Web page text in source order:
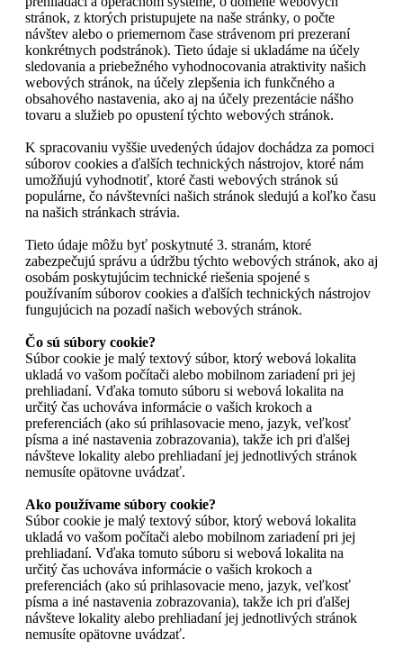
stránok, z ktorých pristupujete na naše stránky, o počte
návštev alebo o priemernom čase strávenom pri prezeraní
konkrétnych podstránok). Tieto údaje si ukladáme na účely
sledovania a priebežného vyhodnocovania atraktivity našich
webových stránok, na účely zlepšenia ich funkčného a
obsahového nastavenia, ako aj na účely prezentácie nášho
tovaru a služieb po opustení týchto webových stránok.
K spracovaniu vyššie uvedených údajov dochádza za pomoci
súborov cookies a ďalších technických nástrojov, ktoré nám
umožňujú vyhodnotiť, ktoré časti webových stránok sú
populárne, čo návštevníci našich stránok sledujú a koľko času
na našich stránkach strávia.
Tieto údaje môžu byť poskytnuté 3. stranám, ktoré
zabezpečujú správu a údržbu týchto webových stránok, ako aj
osobám poskytujúcim technické riešenia spojené s
používaním súborov cookies a ďalších technických nástrojov
fungujúcich na pozadí našich webových stránok.
Čo sú súbory cookie?
Súbor cookie je malý textový súbor, ktorý webová lokalita
ukladá vo vašom počítači alebo mobilnom zariadení pri jej
prehliadaní. Vďaka tomuto súboru si webová lokalita na
určitý čas uchováva informácie o vašich krokoch a
preferenciách (ako sú prihlasovacie meno, jazyk, veľkosť
písma a iné nastavenia zobrazovania), takže ich pri ďalšej
návšteve lokality alebo prehliadaní jej jednotlivých stránok
nemusíte opätovne uvádzať.
Ako používame súbory cookie?
Súbor cookie je malý textový súbor, ktorý webová lokalita
ukladá vo vašom počítači alebo mobilnom zariadení pri jej
prehliadaní. Vďaka tomuto súboru si webová lokalita na
určitý čas uchováva informácie o vašich krokoch a
preferenciách (ako sú prihlasovacie meno, jazyk, veľkosť
písma a iné nastavenia zobrazovania), takže ich pri ďalšej
návšteve lokality alebo prehliadaní jej jednotlivých stránok
nemusíte opätovne uvádzať.